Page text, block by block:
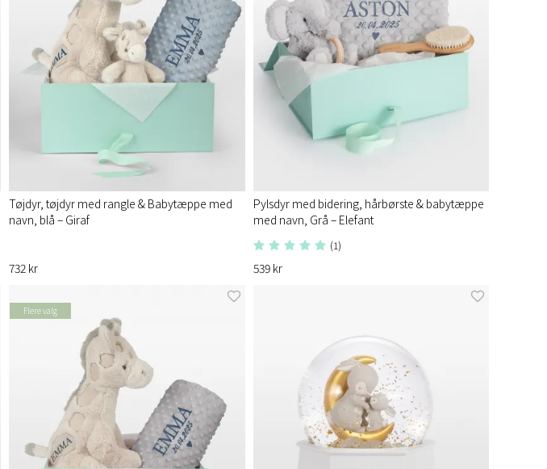
Tøjdyr, tøjdyr med rangle & Babytæppe med
navn, blå – Giraf
732 kr
Pylsdyr med bidering, hårbørste & babytæppe
med navn, Grå – Elefant
(1)
539 kr
Flere valg